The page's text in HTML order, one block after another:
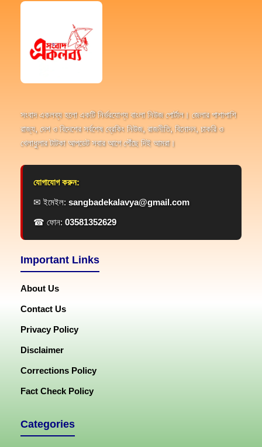
সংবাদ একলব্য হলো একটি নির্ভরযোগ্য বাংলা নিউজ পোর্টাল। জেলার পাশাপাশি
রাজ্য, দেশ ও বিদেশের সর্বশেষ ব্রেকিং নিউজ, রাজনীতি, বিনোদন, চাকরি ও
খেলাধুলার টাটকা আপডেট সবার আগে পৌঁছে দিই আমরা।
যোগাযোগ করুন:
✉ ইমেইল: sangbadekalavya@gmail.com
☎ ফোন: 03581352629
Important Links
About Us
Contact Us
Privacy Policy
Disclaimer
Corrections Policy
Fact Check Policy
Categories